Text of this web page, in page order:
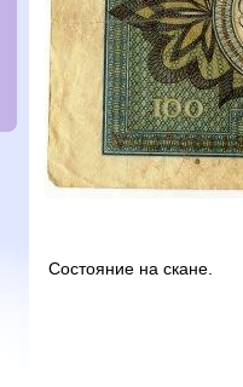
Состояние на скане.